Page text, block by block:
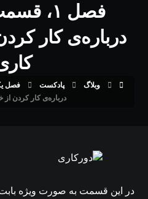
درباره‌ی کار
وبلاگ پادکست فصل
درباره‌ی کار کردن از
در این قسمت به صورت ویژه بابت